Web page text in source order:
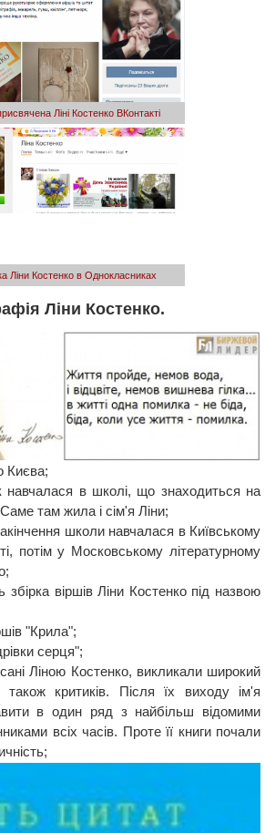
Ліні Костенко ВКонтакті
Ліни Костенко в Однокласниках
Ліни Костенко.
Києва;
навчалася в школі, що знаходиться на
там жила і сім'я Ліни;
школи навчалася в Київському
потім у Московському літературному
збірка віршів Ліни Костенко під назвою
"Крила";
серця";
Ліною Костенко, викликали широкий
також критиків. Після їх виходу ім'я
в один ряд з найбільш відомими
всіх часів. Проте її книги почали